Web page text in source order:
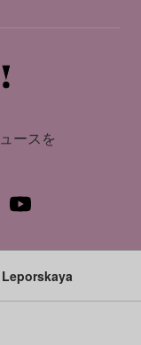
ースを
Leporskaya